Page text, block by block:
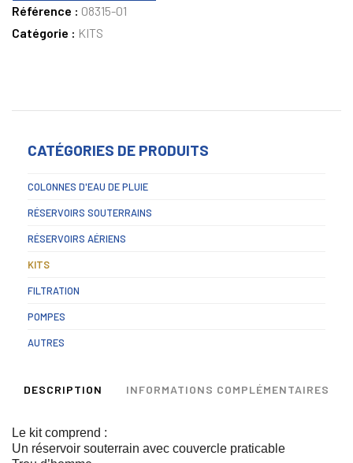
Référence : 08315-01
Catégorie : KITS
CATÉGORIES DE PRODUITS
COLONNES D'EAU DE PLUIE
RÉSERVOIRS SOUTERRAINS
RÉSERVOIRS AÉRIENS
KITS
FILTRATION
POMPES
AUTRES
DESCRIPTION INFORMATIONS COMPLÉMENTAIRES
Le kit comprend :
Un réservoir souterrain avec couvercle praticable